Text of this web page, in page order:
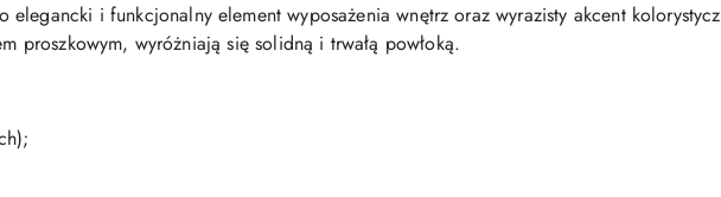
elegancki i funkcjonalny element wyposażenia wnętrz oraz wyrazisty akcent
proszkowym, wyróżniają się solidną i trwałą powłoką.